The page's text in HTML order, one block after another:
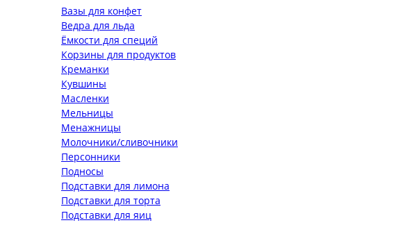
Вазы для конфет
Ведра для льда
Ёмкости для специй
Корзины для продуктов
Креманки
Кувшины
Масленки
Мельницы
Менажницы
Молочники/сливочники
Персонники
Подносы
Подставки для лимона
Подставки для торта
Подставки для яиц